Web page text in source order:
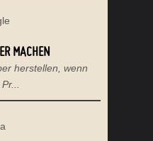
MACHEN
herstellen, wenn